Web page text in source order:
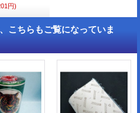
円)
ちらもご覧になっていま